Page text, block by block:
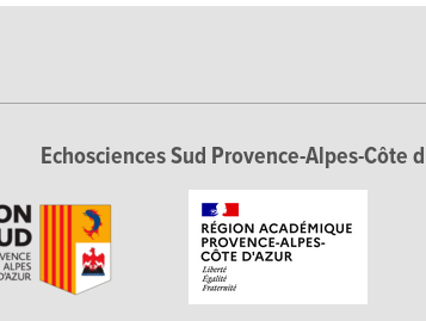
Echosciences Sud Provence-Alpes-Côte